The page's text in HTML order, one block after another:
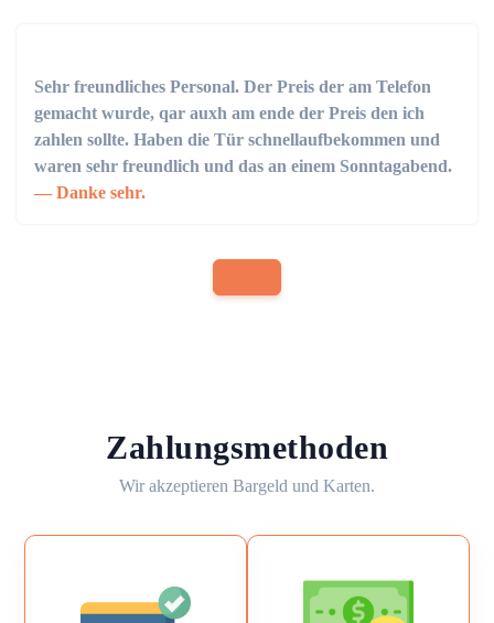
Sehr freundliches Personal. Der Preis der am Telefon
gemacht wurde, qar auxh am ende der Preis den ich
zahlen sollte. Haben die Tür schnellaufbekommen und
waren sehr freundlich und das an einem Sonntagabend.
Danke sehr.
Zahlungsmethoden
Wir akzeptieren Bargeld und Karten.